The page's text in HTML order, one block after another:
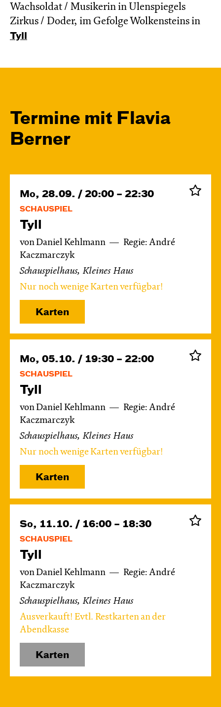
Wachsoldat / Musikerin in Ulenspiegels
Zirkus / Doder, im Gefolge Wolkensteins in
Tyll
Termine mit Flavia
Berner
Mo, 28.09. / 20:00 – 22:30
SCHAUSPIEL
Tyll
von Daniel Kehlmann
Regie: André
Kaczmarczyk
Schauspielhaus, Kleines Haus
Nur noch wenige Karten verfügbar!
Karten
Mo, 05.10. / 19:30 – 22:00
SCHAUSPIEL
Tyll
von Daniel Kehlmann
Regie: André
Kaczmarczyk
Schauspielhaus, Kleines Haus
Nur noch wenige Karten verfügbar!
Karten
So, 11.10. / 16:00 – 18:30
SCHAUSPIEL
Tyll
von Daniel Kehlmann
Regie: André
Kaczmarczyk
Schauspielhaus, Kleines Haus
Ausverkauft! Evtl. Restkarten an der
Abendkasse
Karten